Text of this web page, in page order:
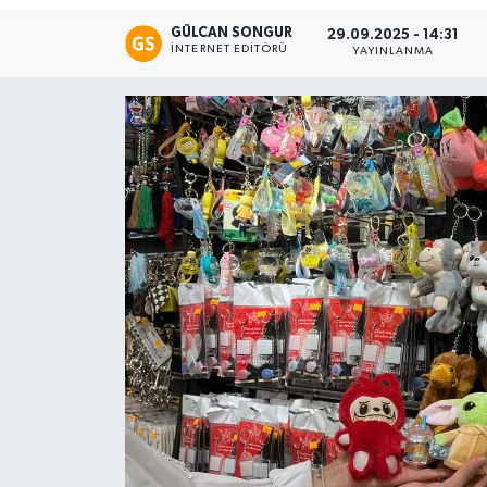
GÜLCAN SONGUR
İNTERNET EDITÖRÜ
29.09.2025 - 14:31
YAYINLANMA
Teknoloji
Resmi İlan